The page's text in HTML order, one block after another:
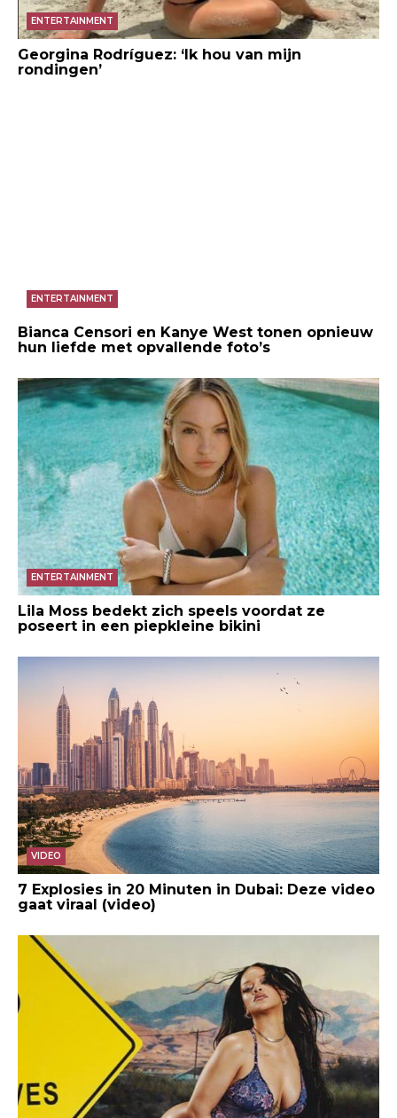
ENTERTAINMENT
Georgina Rodríguez: ‘Ik hou van mijn
rondingen’
ENTERTAINMENT
Bianca Censori en Kanye West tonen opnieuw
hun liefde met opvallende foto’s
ENTERTAINMENT
Lila Moss bedekt zich speels voordat ze
poseert in een piepkleine bikini
VIDEO
7 Explosies in 20 Minuten in Dubai: Deze video
gaat viraal (video)